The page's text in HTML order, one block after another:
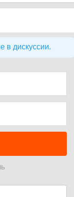
в дискуссии.